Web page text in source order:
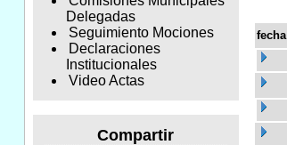
Delegadas
Seguimiento Mociones
Declaraciones
Institucionales
Video Actas
Compartir
fecha